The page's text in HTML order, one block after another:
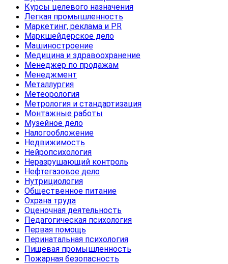
Курсы целевого назначения
Легкая промышленность
Маркетинг, реклама и PR
Маркшейдерское дело
Машиностроение
Медицина и здравоохранение
Менеджер по продажам
Менеджмент
Металлургия
Метеорология
Метрология и стандартизация
Монтажные работы
Музейное дело
Налогообложение
Недвижимость
Нейропсихология
Неразрушающий контроль
Нефтегазовое дело
Нутрициология
Общественное питание
Охрана труда
Оценочная деятельность
Педагогическая психология
Первая помощь
Перинатальная психология
Пищевая промышленность
Пожарная безопасность